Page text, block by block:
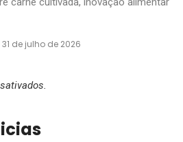
31 de julho de 2026